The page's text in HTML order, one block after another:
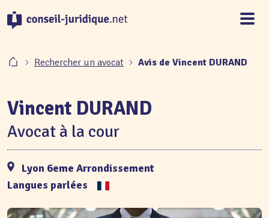
Rechercher un avocat Avis de Vincent DURAND
Vincent DURAND
Avocat à la cour
Lyon 6eme Arrondissement
Langues parlées